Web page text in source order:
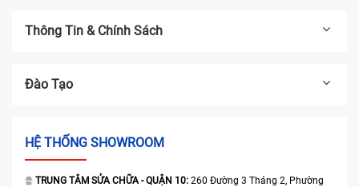
Thông Tin & Chính Sách
Đào Tạo
HỆ THỐNG SHOWROOM
TRUNG TÂM SỬA CHỮA - QUẬN 10: 260 Đường 3 Tháng 2, Phường